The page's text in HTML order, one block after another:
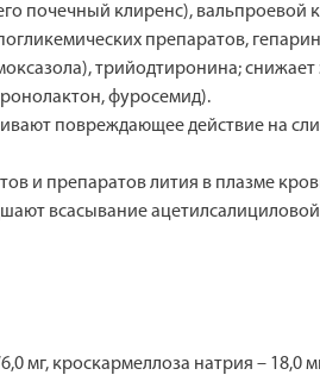
почечный клиренс), вальпроевой
препаратов,
трийодтиронина;
фуросемид).
повреждающее действие на
и препаратов лития в плазме
всасывание
мг, кроскармеллоза натрия – 18,0